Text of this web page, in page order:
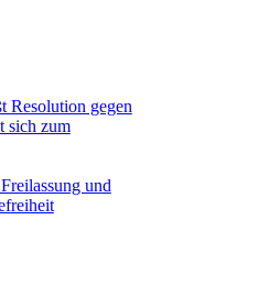
Resolution gegen
sich zum
und